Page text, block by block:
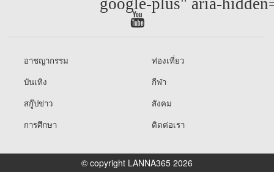
อาชญากรรม
ท่องเที่ยว
บันเทิง
กีฬา
สกู๊ปข่าว
สังคม
การศึกษา
ติดต่อเรา
© copyright LANNA365 2026